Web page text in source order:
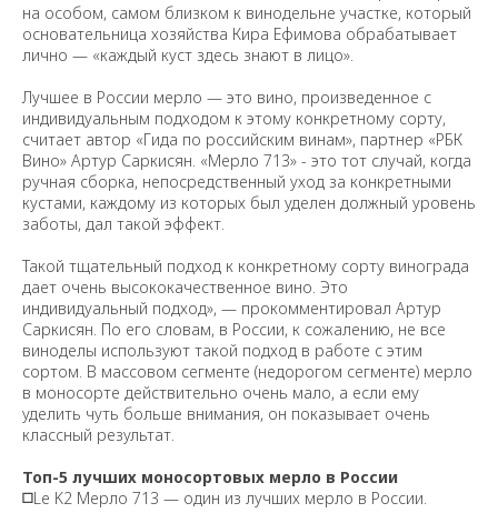
на особом, самом близком к винодельне участке, который
основательница хозяйства Кира Ефимова обрабатывает
лично — «каждый куст здесь знают в лицо».
Лучшее в России мерло — это вино, произведенное с
индивидуальным подходом к этому конкретному сорту,
считает автор «Гида по российским винам», партнер «РБК
Вино» Артур Саркисян. «Мерло 713» - это тот случай, когда
ручная сборка, непосредственный уход за конкретными
кустами, каждому из которых был уделен должный уровень
заботы, дал такой эффект.
Такой тщательный подход к конкретному сорту винограда
дает очень высококачественное вино. Это
индивидуальный подход», — прокомментировал Артур
Саркисян. По его словам, в России, к сожалению, не все
виноделы используют такой подход в работе с этим
сортом. В массовом сегменте (недорогом сегменте) мерло
в моносорте действительно очень мало, а если ему
уделить чуть больше внимания, он показывает очень
классный результат.
Топ-5 лучших моносортовых мерло в России
◻️Le K2 Мерло 713 — один из лучших мерло в России.